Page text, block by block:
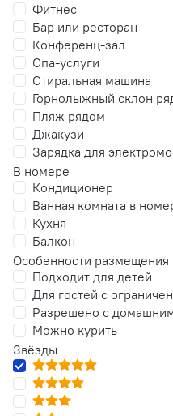
Фитнес
Бар или ресторан
Конференц-зал
Спа-услуги
Стиральная машина
Горнолыжный склон
Пляж рядом
Джакузи
Зарядка для
В номере
Кондиционер
Ванная комната в
Кухня
Балкон
Особенности размещения
Подходит для детей
Для гостей с
Разрешено с
Можно курить
Звёзды